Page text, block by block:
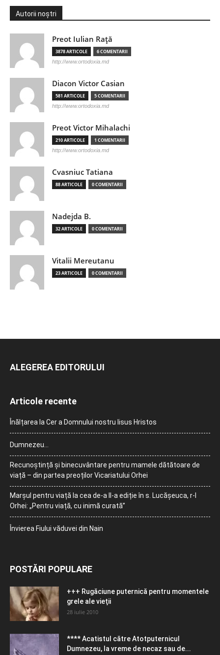
Autorii noștri
Preot Iulian Raţă
3878 ARTICOLE 6 COMENTARII
http://www.ortodoxia.md
Diacon Victor Casian
581 ARTICOLE 5 COMENTARII
http://www.ortodoxia.md
Preot Victor Mihalachi
210 ARTICOLE 1 COMENTARII
http://www.ortodoxia.md
Cvasniuc Tatiana
88 ARTICOLE 0 COMENTARII
Nadejda B.
32 ARTICOLE 0 COMENTARII
Vitalii Mereutanu
23 ARTICOLE 0 COMENTARII
ALEGEREA EDITORULUI
Articole recente
Înălțarea la Cer a Domnului nostru Iisus Hristos
Dumnezeu…
Recunoștință și binecuvântare pentru mamele dătătoare de
viață – din partea preoților Vicariatului Orhei
Marșul pentru viață la cea de-a II-a ediție în s. Lucășeuca, r-l
Orhei: „Pentru viață, cu inimă curată”
Învierea Fiului văduvei din Nain
POSTĂRI POPULARE
+++ Rugăciune puternică pentru momentele
grele ale vieţii
28 iulie 2010
**** Acatistul către Atotputernicul
Dumnezeu, la vreme de necaz sau de...